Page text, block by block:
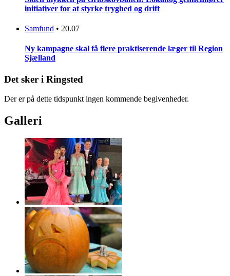
initiativer for at styrke tryghed og drift
Samfund • 20.07
Ny kampagne skal få flere praktiserende læger til Region
Sjælland
Det sker i Ringsted
Der er på dette tidspunkt ingen kommende begivenheder.
Galleri